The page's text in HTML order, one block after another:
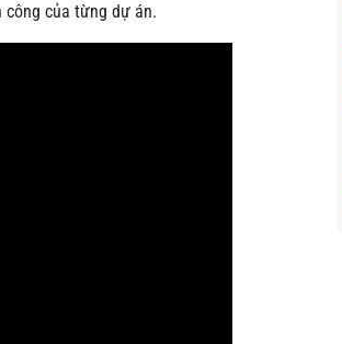
công của từng dự án.